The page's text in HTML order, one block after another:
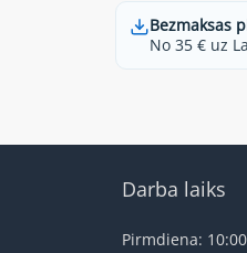
Bezmaksas
No 35 € uz
Darba laiks
Pirmdiena: